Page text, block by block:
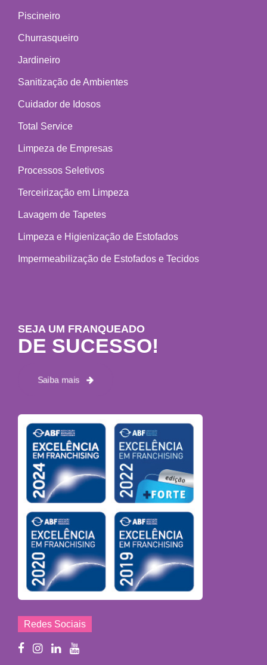
Piscineiro
Churrasqueiro
Jardineiro
Sanitização de Ambientes
Cuidador de Idosos
Total Service
Limpeza de Empresas
Processos Seletivos
Terceirização em Limpeza
Lavagem de Tapetes
Limpeza e Higienização de Estofados
Impermeabilização de Estofados e Tecidos
SEJA UM FRANQUEADO
DE SUCESSO!
Saiba mais
Redes Sociais